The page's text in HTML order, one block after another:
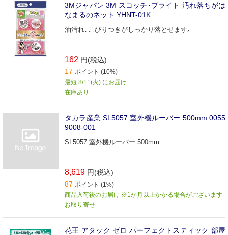
3Mジャパン 3M スコッチ･ブライト 汚れ落ちがは
なまるのネット YHNT-01K
油汚れ､こびりつきがしっかり落とせます｡
162 円(税込)
17 ポイント (10%)
最短 8/11(火) にお届け
在庫あり
タカラ産業 SL5057 室外機ルーバー 500mm 0055
9008-001
SL5057 室外機ルーバー 500mm
8,619 円(税込)
87 ポイント (1%)
商品入荷後のお届け ※1か月以上かかる場合がございます
お取り寄せ
花王 アタック ゼロ パーフェクトスティック 部屋